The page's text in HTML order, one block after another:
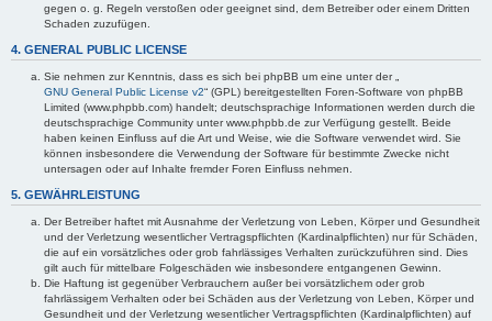
gegen o. g. Regeln verstoßen oder geeignet sind, dem Betreiber oder einem Dritten
Schaden zuzufügen.
4. GENERAL PUBLIC LICENSE
Sie nehmen zur Kenntnis, dass es sich bei phpBB um eine unter der „
GNU General Public License v2“ (GPL) bereitgestellten Foren-Software von phpBB
Limited (www.phpbb.com) handelt; deutschsprachige Informationen werden durch die
deutschsprachige Community unter www.phpbb.de zur Verfügung gestellt. Beide
haben keinen Einfluss auf die Art und Weise, wie die Software verwendet wird. Sie
können insbesondere die Verwendung der Software für bestimmte Zwecke nicht
untersagen oder auf Inhalte fremder Foren Einfluss nehmen.
5. GEWÄHRLEISTUNG
Der Betreiber haftet mit Ausnahme der Verletzung von Leben, Körper und Gesundheit
und der Verletzung wesentlicher Vertragspflichten (Kardinalpflichten) nur für Schäden,
die auf ein vorsätzliches oder grob fahrlässiges Verhalten zurückzuführen sind. Dies
gilt auch für mittelbare Folgeschäden wie insbesondere entgangenen Gewinn.
Die Haftung ist gegenüber Verbrauchern außer bei vorsätzlichem oder grob
fahrlässigem Verhalten oder bei Schäden aus der Verletzung von Leben, Körper und
Gesundheit und der Verletzung wesentlicher Vertragspflichten (Kardinalpflichten) auf